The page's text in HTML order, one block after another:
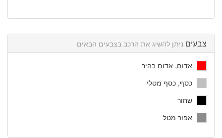
צבעים ניתן להשיג את הרכב בצבעים הבאים
אדום, אדום בהיר
כסף, כסף מטלי
שחור
אפור מטל